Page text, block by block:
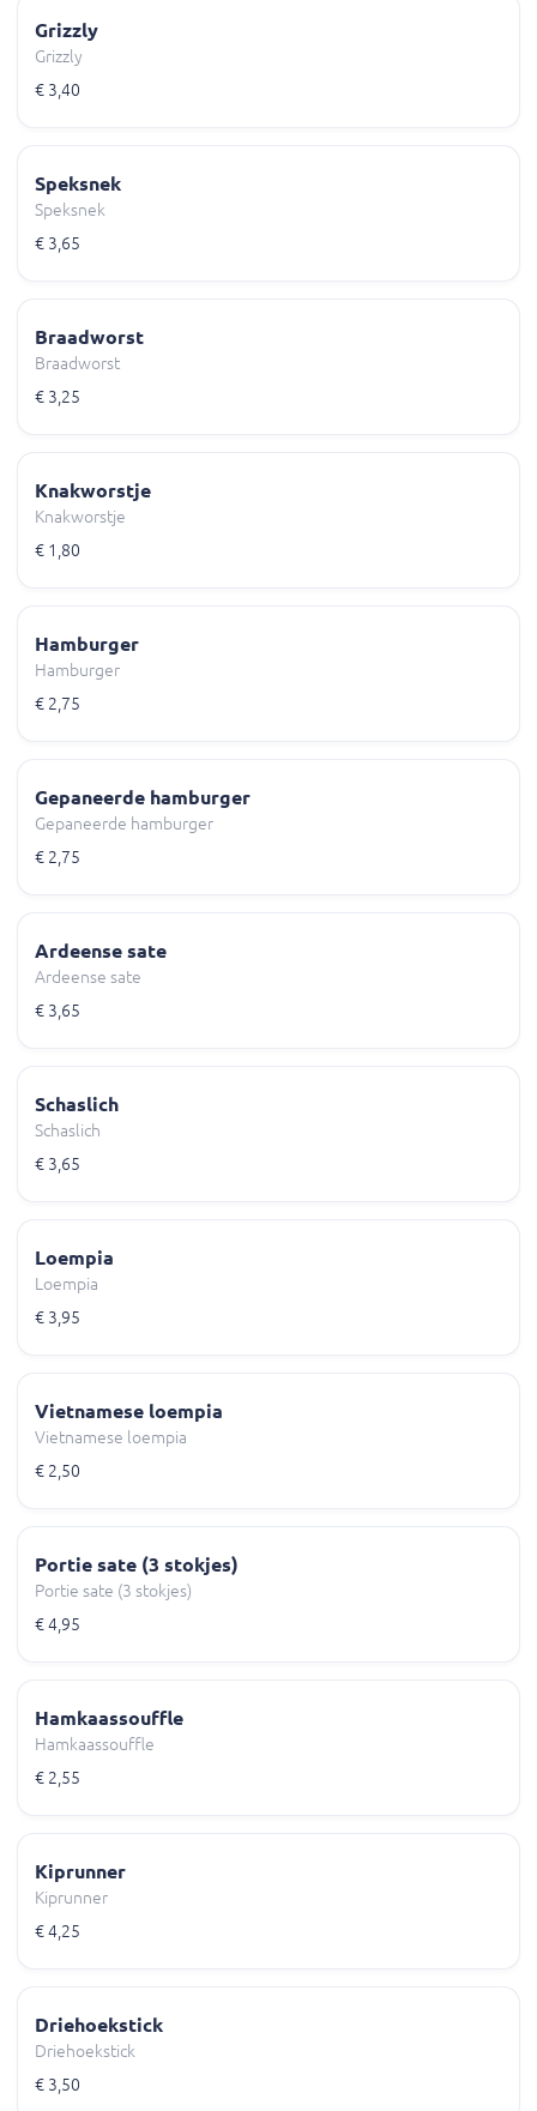
Grizzly
Grizzly
€ 3,40
Speksnek
Speksnek
€ 3,65
Braadworst
Braadworst
€ 3,25
Knakworstje
Knakworstje
€ 1,80
Hamburger
Hamburger
€ 2,75
Gepaneerde hamburger
Gepaneerde hamburger
€ 2,75
Ardeense sate
Ardeense sate
€ 3,65
Schaslich
Schaslich
€ 3,65
Loempia
Loempia
€ 3,95
Vietnamese loempia
Vietnamese loempia
€ 2,50
Portie sate (3 stokjes)
Portie sate (3 stokjes)
€ 4,95
Hamkaassouffle
Hamkaassouffle
€ 2,55
Kiprunner
Kiprunner
€ 4,25
Driehoekstick
Driehoekstick
€ 3,50